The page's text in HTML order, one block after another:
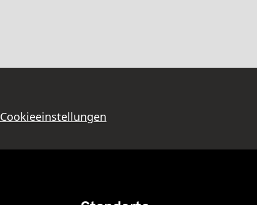
Cookieeinstellungen